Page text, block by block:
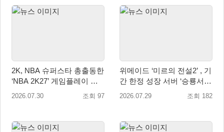
2K, NBA 슈퍼스타 총출동한
‘NBA 2K27’ 게임플레이 트
레일러 공개
2026.07.30 조회 97
위메이드 ‘미르의 전설2’ , 기
간 한정 성장 서버 ‘승룡서
버’ 사전 예약 실시
2026.07.29 조회 182